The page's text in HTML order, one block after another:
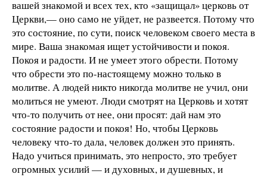
вашей знакомой и всех тех, кто «защищал» церковь от
Церкви,— оно само не уйдет, не развеется. Потому что
это состояние, по сути, поиск человеком своего места в
мире. Ваша знакомая ищет устойчивости и покоя.
Покоя и радости. И не умеет этого обрести. Потому
что обрести это по-настоящему можно только в
молитве. А людей никто никогда молитве не учил, они
молиться не умеют. Люди смотрят на Церковь и хотят
что-то получить от нее, они просят: дай нам это
состояние радости и покоя! Но, чтобы Церковь
человеку что-то дала, человек должен это принять.
Надо учиться принимать, это непросто, это требует
огромных усилий — и духовных, и душевных, и